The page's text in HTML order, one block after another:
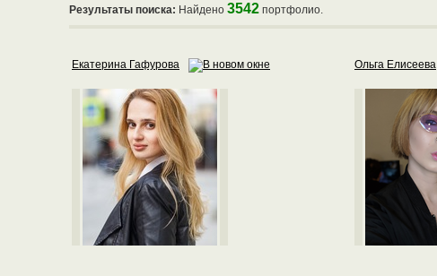
Результаты поиска: Найдено 3542 портфолио.
Екатерина Гафурова Ольга Елисеева